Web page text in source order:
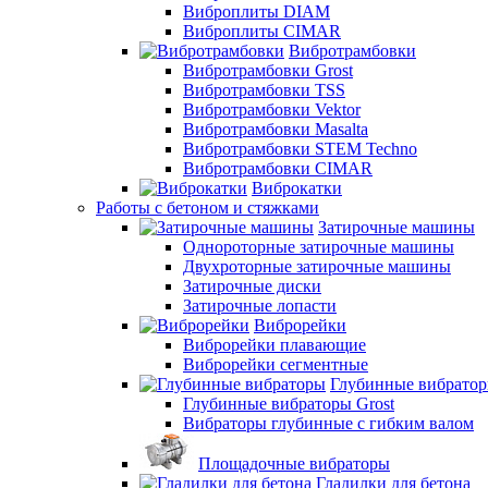
Виброплиты DIAM
Виброплиты CIMAR
Вибротрамбовки
Вибротрамбовки Grost
Вибротрамбовки TSS
Вибротрамбовки Vektor
Вибротрамбовки Masalta
Вибротрамбовки STEM Techno
Вибротрамбовки CIMAR
Виброкатки
Работы с бетоном и стяжками
Затирочные машины
Однороторные затирочные машины
Двухроторные затирочные машины
Затирочные диски
Затирочные лопасти
Виброрейки
Виброрейки плавающие
Виброрейки сегментные
Глубинные
Глубинные вибраторы Grost
Вибраторы глубинные с гибким валом
Площадочные вибраторы
Гладилки для бетона